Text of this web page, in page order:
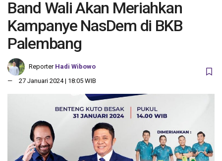
Band Wali Akan Meriahkan
Kampanye NasDem di BKB
Palembang
Reporter Hadi Wibowo
27 Januari 2024 | 18:05 WIB